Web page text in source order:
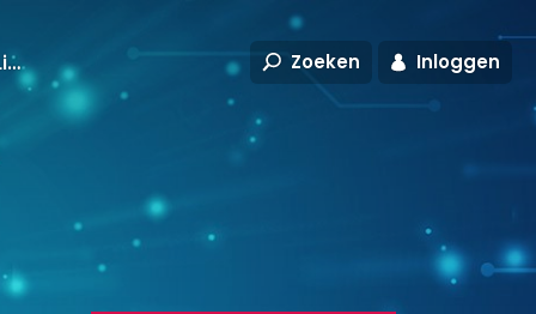
IEEE Xplore Digital Library Zoeken Inloggen